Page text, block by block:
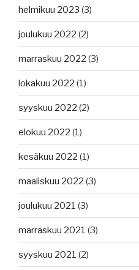
helmikuu 2023 (3)
joulukuu 2022 (2)
marraskuu 2022 (3)
lokakuu 2022 (1)
syyskuu 2022 (2)
elokuu 2022 (1)
kesäkuu 2022 (1)
maaliskuu 2022 (3)
joulukuu 2021 (3)
marraskuu 2021 (3)
syyskuu 2021 (2)